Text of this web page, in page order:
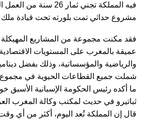
فيه المملكة تجني ثمار 26
مشروع حداثي تمت بلورته تحت قيادة ملك
فقد مكنت مجموعة من المشاريع
عميقة بالمغرب على المستويات
والرياضية والمؤسساتية، وذلك بفضل
شملت جميع القطاعات الحيوية في مجموع
ما أكده رئيس الحكومة الإسبانية الأسبق
ثباتيرو في حديث لمكتب وكالة المغرب
قال إن المملكة تُعد اليوم، أكثر من أي